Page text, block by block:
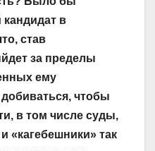
в
став
за пределы
ему
чтобы
в том числе суды,
«кагебешники» так